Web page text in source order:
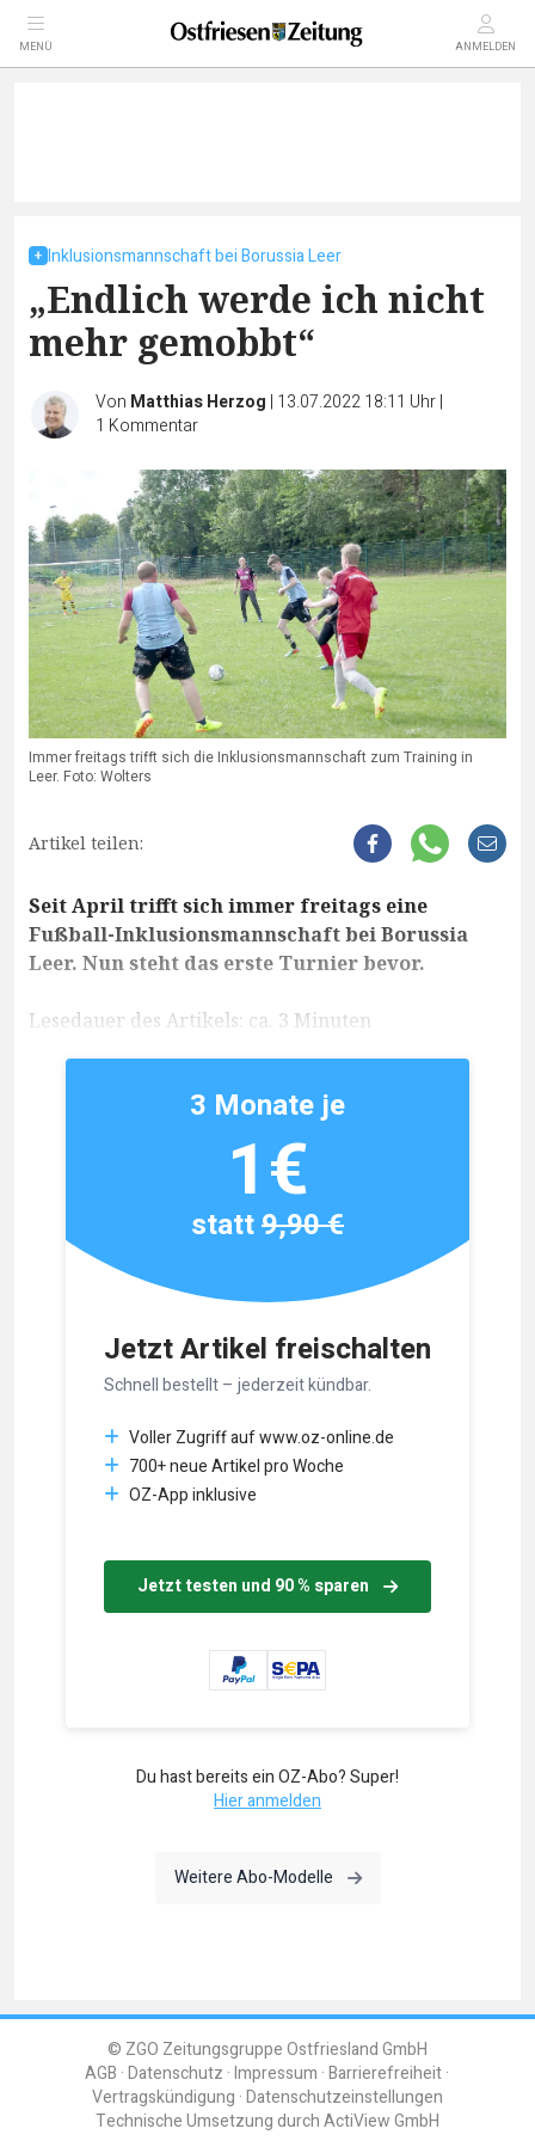
MENÜ ANMELDEN
Inklusionsmannschaft bei Borussia Leer
„Endlich werde ich nicht
mehr gemobbt“
Von Matthias Herzog | 13.07.2022 18:11 Uhr|
1 Kommentar
Immer freitags trifft sich die Inklusionsmannschaft zum Training in
Leer. Foto: Wolters
Artikel teilen:
Seit April trifft sich immer freitags eine
Fußball-Inklusionsmannschaft bei Borussia
Leer. Nun steht das erste Turnier bevor.
Lesedauer des Artikels: ca. 3 Minuten
Jetzt Artikel freischalten
Schnell bestellt – jederzeit kündbar.
Voller Zugriff auf www.oz-online.de
700+ neue Artikel pro Woche
OZ-App inklusive
Jetzt testen und 90 % sparen
3 Monate je
1€
statt9,90 €
Du hast bereits ein OZ-Abo? Super!
Hier anmelden
Weitere Abo-Modelle
© ZGO Zeitungsgruppe Ostfriesland GmbH
AGB Datenschutz Impressum Barrierefreiheit
Vertragskündigung Datenschutzeinstellungen
Technische Umsetzung durchActiView GmbH